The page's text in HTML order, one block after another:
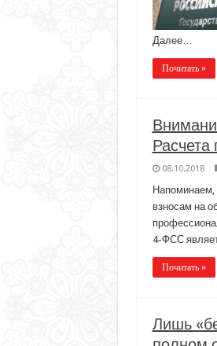
Далее…
Почитать »
08.10.2018
Напоминаем,
взносам на
4-ФСС
Почитать »
Лишь